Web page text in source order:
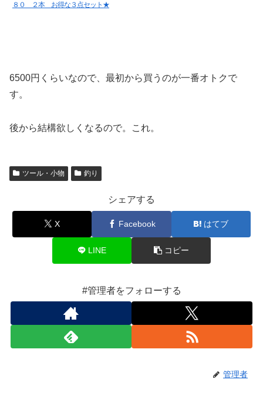
８０ ２本 お得な３点セット★
6500円くらいなので、最初から買うのが一番オトクで
す。
後から結構欲しくなるので。これ。
ツール・小物 釣り
シェアする
X Facebook はてブ
LINE コピー
#管理者をフォローする
管理者